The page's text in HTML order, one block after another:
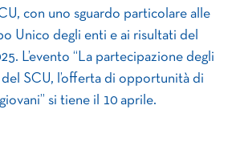
con uno sguardo particolare alle
Unico degli enti e ai risultati del
L’evento “La partecipazione degli
SCU, l’offerta di opportunità di
si tiene il 10 aprile.